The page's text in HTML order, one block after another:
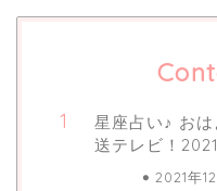
星座占い♪ お
送テレビ！
2021年12